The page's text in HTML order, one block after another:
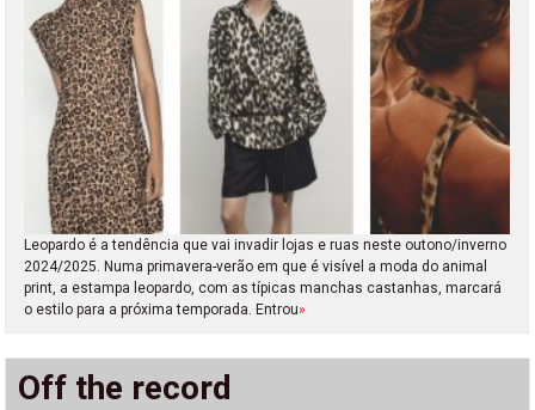
Leopardo é a tendência que vai invadir lojas e ruas neste outono/inverno
2024/2025. Numa primavera-verão em que é visível a moda do animal
print, a estampa leopardo, com as típicas manchas castanhas, marcará
o estilo para a próxima temporada. Entrou»
Off the record